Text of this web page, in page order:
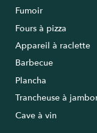
Fumoir
Fours à pizza
Appareil à raclette
Barbecue
Plancha
Trancheuse à
Cave à vin